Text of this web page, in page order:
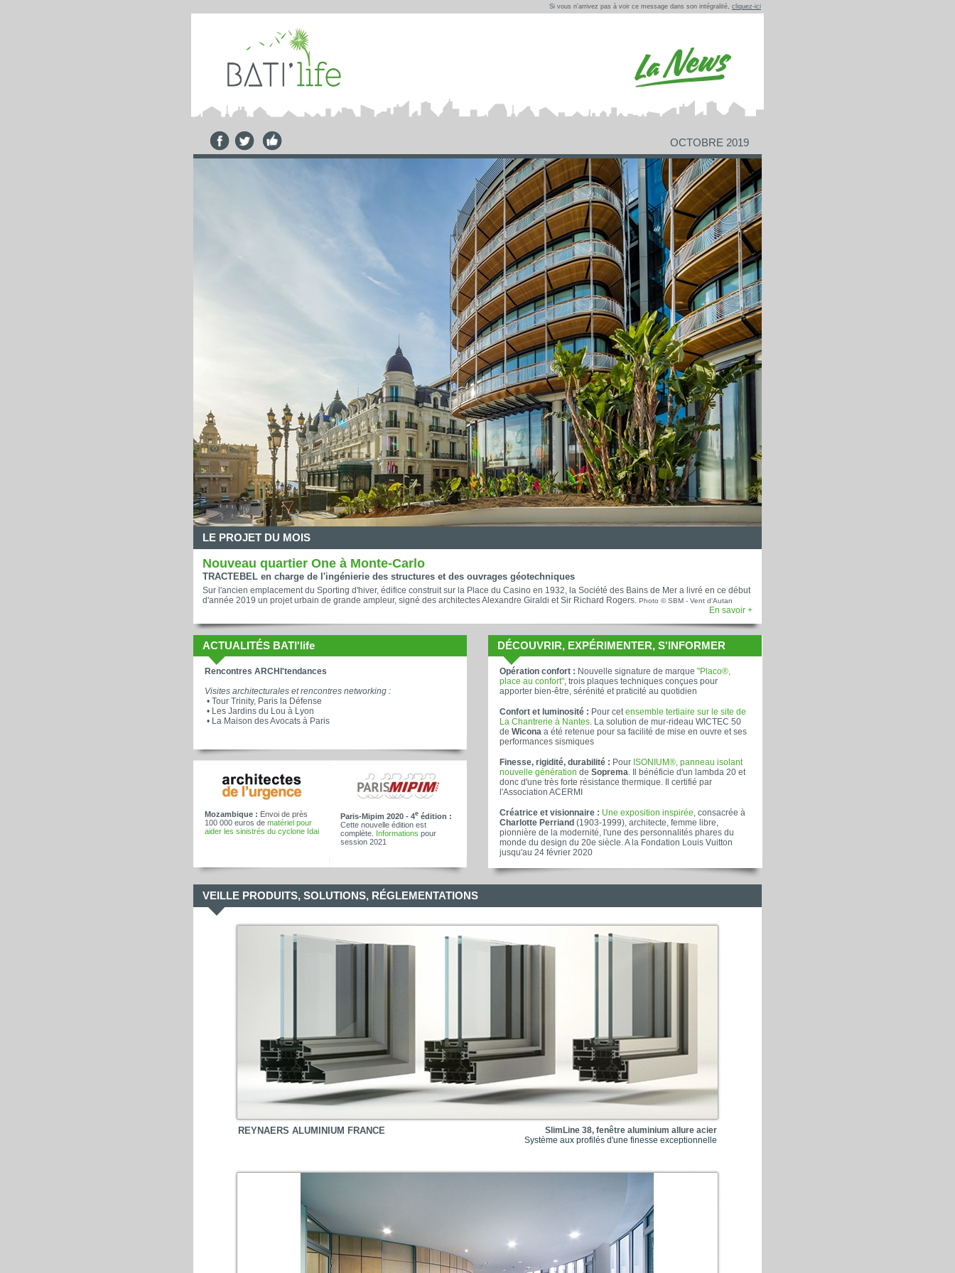
Si vous n'arrivez pas à voir ce message dans son intégralité, cliquez-ici
OCTOBRE 2019
LE PROJET DU MOIS
Nouveau quartier One à Monte-Carlo
TRACTEBEL en charge de l'ingénierie des structures et des ouvrages géotechniques
Sur l'ancien emplacement du Sporting d'hiver, édifice construit sur la Place du Casino en 1932, la Société des Bains de Mer a livré en ce début
d'année 2019 un projet urbain de grande ampleur, signé des architectes Alexandre Giraldi et Sir Richard Rogers. Photo © SBM - Vent d'Autan
En savoir +
ACTUALITÉS BATI'life
Rencontres ARCHI'tendances
Visites architecturales et rencontres networking :
• Tour Trinity, Paris la Défense
• Les Jardins du Lou à Lyon
• La Maison des Avocats à Paris
Mozambique : Envoi de près
100 000 euros de matériel pour
aider les sinistrés du cyclone Idai
Paris-Mipim 2020 - 4eédition :
Cette nouvelle édition est
complète. Informations pour
session 2021
DÉCOUVRIR, EXPÉRIMENTER, S'INFORMER
Opération confort : Nouvelle signature de marque "Placo®,
place au confort", trois plaques techniques conçues pour
apporter bien-être, sérénité et praticité au quotidien
Confort et luminosité : Pour cetensemble tertiaire sur le site de
La Chantrerie à Nantes. La solution de mur-rideau WICTEC 50
de Wicona a été retenue pour sa facilité de mise en ouvre et ses
performances sismiques
Finesse, rigidité, durabilité : Pour ISONIUM®, panneau isolant
nouvelle génération de Soprema. Il bénéficie d'un lambda 20 et
donc d'une très forte résistance thermique. Il certifié par
l'Association ACERMI
Créatrice et visionnaire : Une exposition inspirée, consacrée à
Charlotte Perriand (1903-1999), architecte, femme libre,
pionnière de la modernité, l'une des personnalités phares du
monde du design du 20e siècle. A la Fondation Louis Vuitton
jusqu'au 24 février 2020
VEILLE PRODUITS, SOLUTIONS, RÉGLEMENTATIONS
REYNAERS ALUMINIUM FRANCE
SlimLine 38, fenêtre aluminium allure acier
Système aux profilés d'une finesse exceptionnelle